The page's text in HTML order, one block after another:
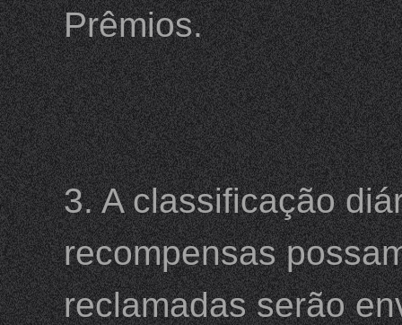
Prêmios.
3. A classificação
recompensas
reclamadas serão